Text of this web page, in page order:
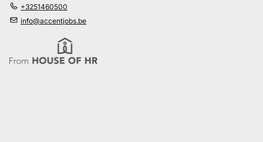
+3251460500
info@accentjobs.be